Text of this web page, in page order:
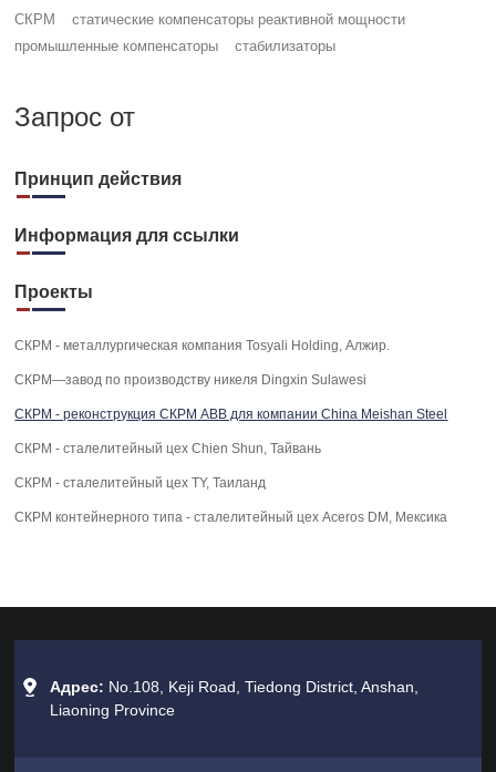
СКРМ
статические компенсаторы реактивной мощности
промышленные компенсаторы
стабилизаторы
Запрос от
Принцип действия
Информация для ссылки
Проекты
СКРМ - металлургическая компания Tosyali Holding, Алжир.
СКРМ—завод по производству никеля Dingxin Sulawesi
СКРМ - реконструкция СКРМ ABB для компании China Meishan Steel
СКРМ - сталелитейный цех Chien Shun, Тайвань
СКРМ - сталелитейный цех TY, Таиланд
СКРМ контейнерного типа - сталелитейный цех Aceros DM, Мексика
Адрес: No.108, Keji Road, Tiedong District, Anshan,
Liaoning Province